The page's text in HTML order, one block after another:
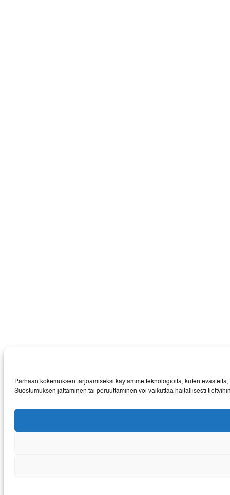
Parhaan kokemuksen tarjoamiseksi käytämme teknologioita, kuten
Suostumuksen jättäminen tai peruuttaminen voi vaikuttaa haitallisesti